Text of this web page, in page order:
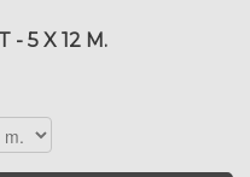
- 5 X 12 M.